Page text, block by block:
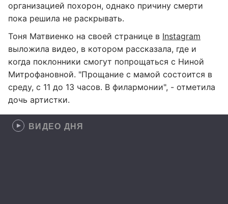
организацией похорон, однако причину смерти
пока решила не раскрывать.
Тоня Матвиенко на своей странице в Instagram
выложила видео, в котором рассказала, где и
когда поклонники смогут попрощаться с Ниной
Митрофановной. "Прощание с мамой состоится в
среду, с 11 до 13 часов. В филармонии", - отметила
дочь артистки.
ВИДЕО ДНЯ